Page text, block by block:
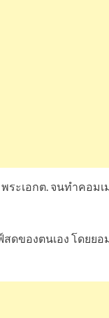
ะเอกต. จนทำคอม
ของตนเอง โดยยอ